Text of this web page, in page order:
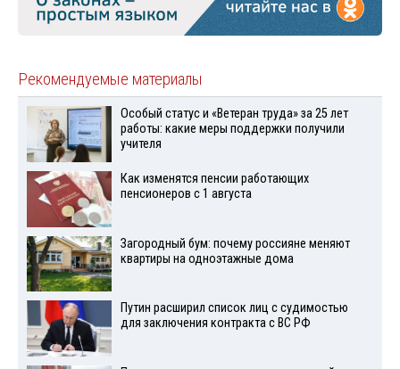
Рекомендуемые материалы
Особый статус и «Ветеран труда» за 25 лет
работы: какие меры поддержки получили
учителя
Как изменятся пенсии работающих
пенсионеров с 1 августа
Загородный бум: почему россияне меняют
квартиры на одноэтажные дома
Путин расширил список лиц с судимостью
для заключения контракта с ВС РФ